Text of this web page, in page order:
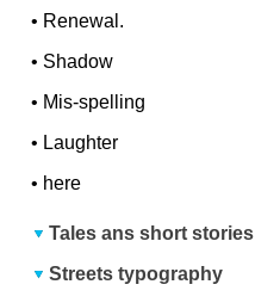
• Renewal.
• Shadow
• Mis-spelling
• Laughter
• here
Tales ans short stories
Streets typography